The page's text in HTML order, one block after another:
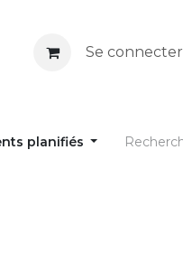
Se connecter
planifiés